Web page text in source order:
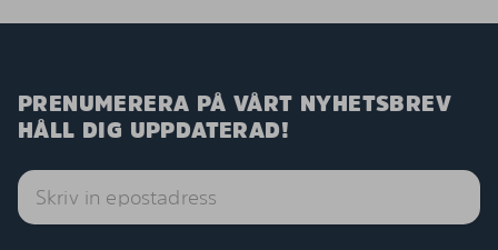
PRENUMERERA PÅ VÅRT NYHETSBREV
HÅLL DIG UPPDATERAD!